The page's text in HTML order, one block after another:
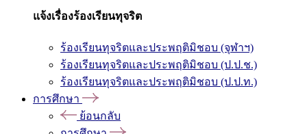
แจ้งเรื่องร้องเรียนทุจริต
ร้องเรียนทุจริตและประพฤติมิชอบ (จุฬาฯ)
ร้องเรียนทุจริตและประพฤติมิชอบ (ป.ป.ช.)
ร้องเรียนทุจริตและประพฤติมิชอบ (ป.ป.ท.)
การศึกษา
ย้อนกลับ